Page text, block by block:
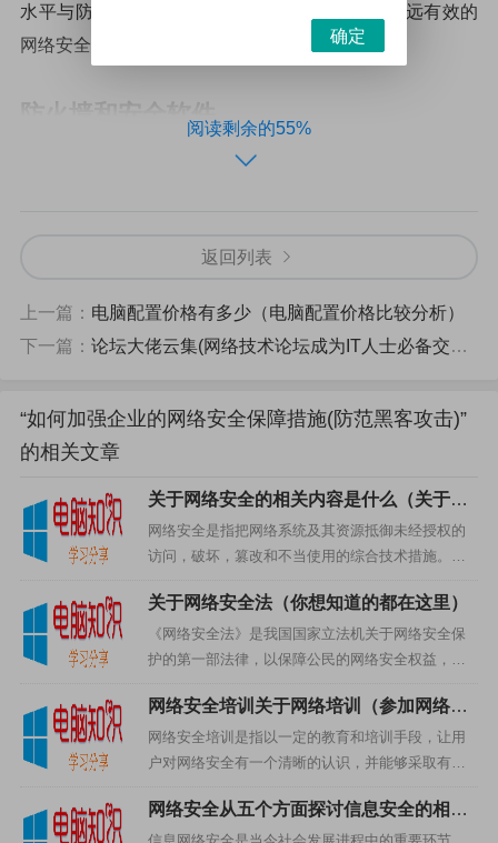
水平与防范能力水平本身才是最重要而基础且长远有效的
网络安全保护手段。
防火墙和安全软件
防火墙位于计算机系统和外部网络之间，通过过滤数
流量并做出相应反应。而安全软件则可对计算机进行实时
数据备份与恢复
数据备份可以帮助我们在意外数据丢失、硬件故障或
者被黑客攻击等情况下，迅速找回原有数据以及工作进
式进行备份：如基于云端储存方案进行自动化备份；利用
外部设备（如U盘、移动硬盘）进行手动操作等。同时，在
因此，在制定完善网络安全策略的过程中一定需要考虑到
相应的数据备份与恢复机制，并将其纳入日常信息管理工
护。
阅读剩余的55%
返回列表
上一篇： 电脑配置价格有多少（电脑配置价格比较分析）
下一篇： 论坛大佬云集(网络技术论坛成为IT人士必备交流圈)
“如何加强企业的网络安全保障措施(防范黑客攻击)”
的相关文章
关于网络安全的相关内容是什么（关于网
络安全的相关内容有哪些）
网络安全是指把网络系统及其资源抵御未经授权的
访问，破坏，篡改和不当使用的综合技术措施。它
地执行系统任务，对网络中的可疑活动进行侦测和
报警，以及及时采取有效措...
关于网络安全法（你想知道的都在这里）
《网络安全法》是我国国家立法机关于网络安全保
护的第一部法律，以保障公民的网络安全权益，维
会稳定和维护国家安全的目的而制定的。一、网络
安全法的法律效力《网络安...
网络安全培训关于网络培训（参加网络安
全培训的用户需要学习哪些技术）
网络安全培训是指以一定的教育和培训手段，让用
户对网络安全有一个清晰的认识，并能够采取有效
安全培训主要包括以下几个方面：1、网络安全基础
知识的传授网络安全基础...
网络安全从五个方面探讨信息安全的相关
环节（信息网络安全的五个内容）
确定